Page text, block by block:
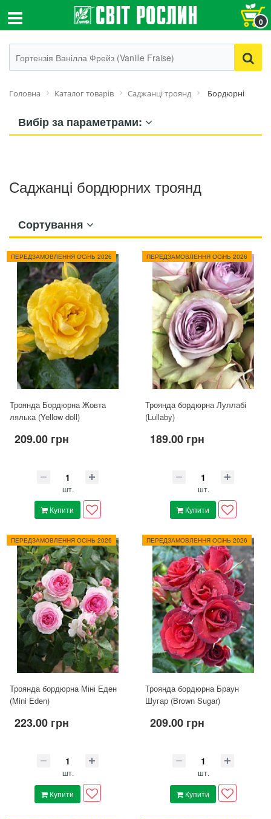
0
Головна Каталог товарів Cаджанці троянд Бордюрні
Вибір за параметрами:
Саджанці бордюрних троянд
Сортування
ПЕРЕДЗАМОВЛЕННЯ ОСіНЬ 2026
Троянда Бордюрна Жовта
лялька (Yellow doll)
209.00 грн
шт.
Купити
ПЕРЕДЗАМОВЛЕННЯ ОСіНЬ 2026
Троянда бордюрна Луллабі
(Lullaby)
189.00 грн
шт.
Купити
ПЕРЕДЗАМОВЛЕННЯ ОСіНЬ 2026
Троянда бордюрна Міні Еден
(Mini Eden)
223.00 грн
шт.
Купити
ПЕРЕДЗАМОВЛЕННЯ ОСіНЬ 2026
Троянда бордюрна Браун
Шугар (Brown Sugar)
209.00 грн
шт.
Купити